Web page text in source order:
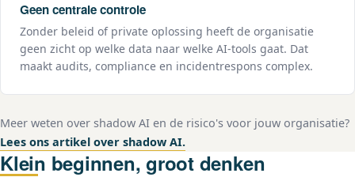
Geen centrale controle
Zonder beleid of private oplossing heeft de organisatie
geen zicht op welke data naar welke AI-tools gaat. Dat
maakt audits, compliance en incidentrespons complex.
Meer weten over shadow AI en de risico's voor jouw organisatie?
Lees ons artikel over shadow AI.
Klein beginnen, groot denken